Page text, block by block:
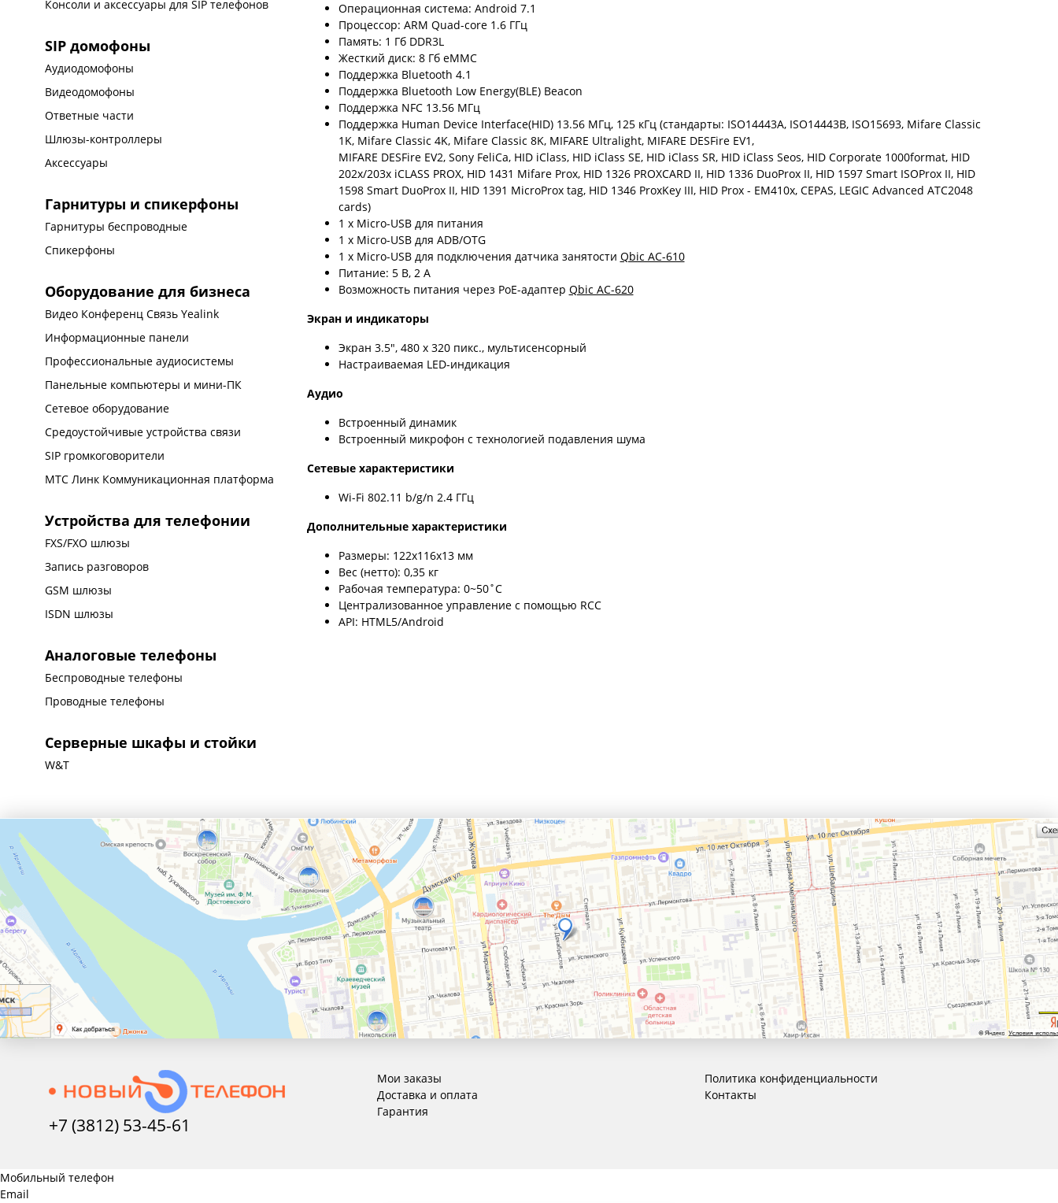
Консоли и аксессуары для SIP телефонов
SIP домофоны
Аудиодомофоны
Видеодомофоны
Ответные части
Шлюзы-контроллеры
Аксессуары
Гарнитуры и спикерфоны
Гарнитуры беспроводные
Спикерфоны
Оборудование для бизнеса
Видео Конференц Связь Yealink
Информационные панели
Профессиональные аудиосистемы
Панельные компьютеры и мини-ПК
Сетевое оборудование
Средоустойчивые устройства связи
SIP громкоговорители
МТС Линк Коммуникационная платформа
Устройства для телефонии
FXS/FXO шлюзы
Запись разговоров
GSM шлюзы
ISDN шлюзы
Аналоговые телефоны
Беспроводные телефоны
Проводные телефоны
Серверные шкафы и стойки
W&T
Операционная система: Android 7.1
Процессор: ARM Quad-core 1.6 ГГц
Память: 1 Гб DDR3L
Жесткий диск: 8 Гб eMMC
Поддержка Bluetooth 4.1
Поддержка Bluetooth Low Energy(BLE) Beacon
Поддержка NFC 13.56 МГц
Поддержка Human Device Interface(HID) 13.56 МГц, 125 кГц (стандарты: ISO14443A, ISO14443B, ISO15693, Mifare Classic
1K, Mifare Classic 4K, Mifare Classic 8K, MIFARE Ultralight, MIFARE DESFire EV1,
MIFARE DESFire EV2, Sony FeliCa, HID iClass, HID iClass SE, HID iClass SR, HID iClass Seos, HID Corporate 1000format, HID
202x/203x iCLASS PROX, HID 1431 Mifare Prox, HID 1326 PROXCARD II, HID 1336 DuoProx II, HID 1597 Smart ISOProx II, HID
1598 Smart DuoProx II, HID 1391 MicroProx tag, HID 1346 ProxKey III, HID Prox - EM410x, CEPAS, LEGIC Advanced ATC2048
cards)
1 х Micro-USB для питания
1 х Micro-USB для ADB/OTG
1 х Micro-USB для подключения датчика занятости Qbic AC-610
Питание: 5 В, 2 А
Возможность питания через PoE-адаптер Qbic AC-620
Экран и индикаторы
Экран 3.5", 480 х 320 пикс., мультисенсорный
Настраиваемая LED-индикация
Аудио
Встроенный динамик
Встроенный микрофон c технологией подавления шума
Сетевые характеристики
Wi-Fi 802.11 b/g/n 2.4 ГГц
Дополнительные характеристики
Размеры: 122x116x13 мм
Вес (нетто): 0,35 кг
Рабочая температура: 0~50˚C
Централизованное управление с помощью RCC
API: HTML5/Android
+7 (3812) 53-45-61
Мои заказы
Доставка и оплата
Гарантия
Политика конфиденциальности
Контакты
Мобильный телефон
Email